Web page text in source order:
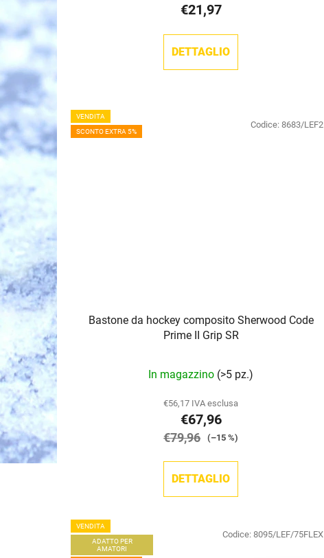
€21,97
DETTAGLIO
VENDITA
SCONTO EXTRA 5%
Bastone da hockey composito Sherwood Code
Prime II Grip SR
In magazzino (>5 pz.)
€56,17 IVA esclusa
€67,96
€79,96 (–15 %)
DETTAGLIO
Codice:8683/LEF2
VENDITA
ADATTO PER
AMATORI
Codice:8095/LEF/75FLEX